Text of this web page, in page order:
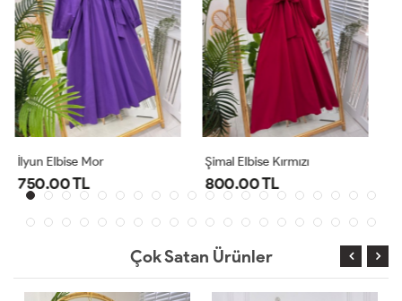
Şimal Elbise Kırmızı
800.00 TL 1,000.00 TL
Çok Satan Ürünler